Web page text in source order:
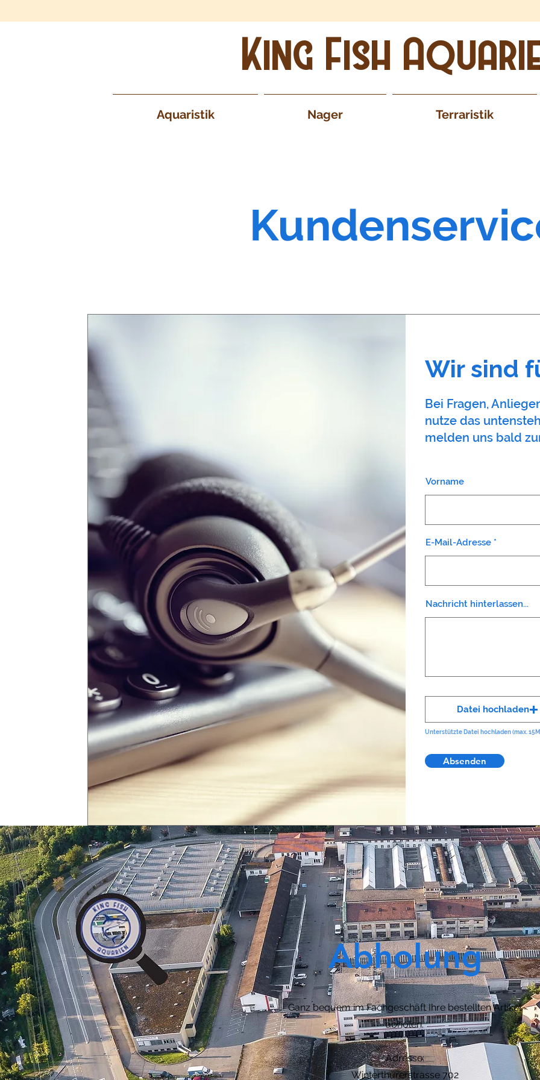
King Fish
Aquaristik Nager Terraristik
Wir sind
Bei Fragen,
nutze das
melden uns bald
Vorname
E-Mail-Adresse
Nachricht hinterlassen...
Datei hochladen
Unterstützte Datei hochladen (max.
Absenden
Abholung
Ganz bequem im Fachgeschäft Ihre bestellten Artikel
abholen.
Adresse:
Winterthurerstrasse 702